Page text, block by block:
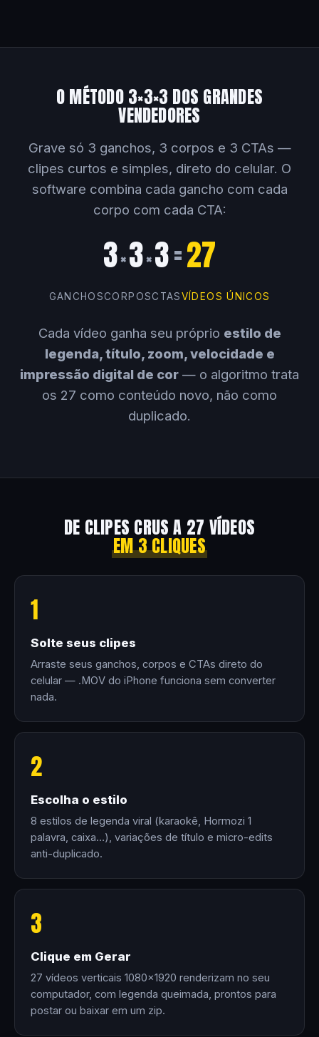
O MÉTODO 3×3×3 DOS GRANDES
VENDEDORES
Grave só 3 ganchos, 3 corpos e 3 CTAs —
clipes curtos e simples, direto do celular. O
software combina cada gancho com cada
corpo com cada CTA:
3×3×3=27
GANCHOSCORPOSCTASVÍDEOS ÚNICOS
Cada vídeo ganha seu próprio estilo de
legenda, título, zoom, velocidade e
impressão digital de cor — o algoritmo trata
os 27 como conteúdo novo, não como
duplicado.
DE CLIPES CRUS A 27 VÍDEOS
EM 3 CLIQUES
1
Solte seus clipes
Arraste seus ganchos, corpos e CTAs direto do
celular — .MOV do iPhone funciona sem converter
nada.
2
Escolha o estilo
8 estilos de legenda viral (karaokê, Hormozi 1
palavra, caixa…), variações de título e micro-edits
anti-duplicado.
3
Clique em Gerar
27 vídeos verticais 1080×1920 renderizam no seu
computador, com legenda queimada, prontos para
postar ou baixar em um zip.